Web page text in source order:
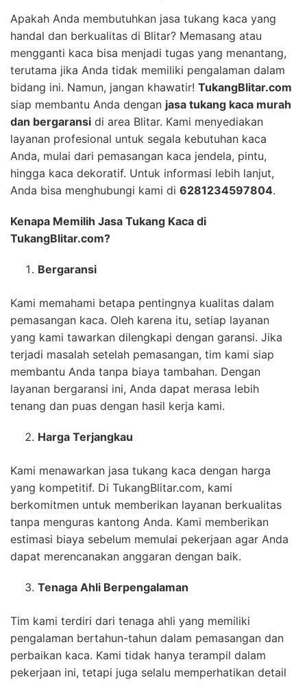
Apakah Anda membutuhkan jasa tukang kaca yang
handal dan berkualitas di Blitar? Memasang atau
mengganti kaca bisa menjadi tugas yang menantang,
terutama jika Anda tidak memiliki pengalaman dalam
bidang ini. Namun, jangan khawatir! TukangBlitar.com
siap membantu Anda dengan jasa tukang kaca murah
dan bergaransi di area Blitar. Kami menyediakan
layanan profesional untuk segala kebutuhan kaca
Anda, mulai dari pemasangan kaca jendela, pintu,
hingga kaca dekoratif. Untuk informasi lebih lanjut,
Anda bisa menghubungi kami di 6281234597804.
Kenapa Memilih Jasa Tukang Kaca di
TukangBlitar.com?
Bergaransi
Kami memahami betapa pentingnya kualitas dalam
pemasangan kaca. Oleh karena itu, setiap layanan
yang kami tawarkan dilengkapi dengan garansi. Jika
terjadi masalah setelah pemasangan, tim kami siap
membantu Anda tanpa biaya tambahan. Dengan
layanan bergaransi ini, Anda dapat merasa lebih
tenang dan puas dengan hasil kerja kami.
Harga Terjangkau
Kami menawarkan jasa tukang kaca dengan harga
yang kompetitif. Di TukangBlitar.com, kami
berkomitmen untuk memberikan layanan berkualitas
tanpa menguras kantong Anda. Kami memberikan
estimasi biaya sebelum memulai pekerjaan agar Anda
dapat merencanakan anggaran dengan baik.
Tenaga Ahli Berpengalaman
Tim kami terdiri dari tenaga ahli yang memiliki
pengalaman bertahun-tahun dalam pemasangan dan
perbaikan kaca. Kami tidak hanya terampil dalam
pekerjaan ini, tetapi juga selalu memperhatikan detail